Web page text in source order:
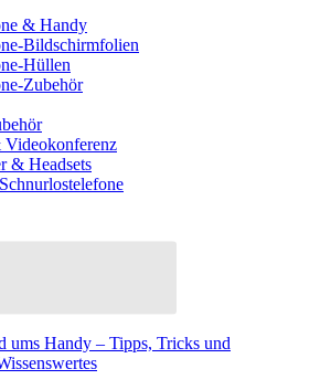
& Handy
Bildschirmfolien
Hüllen
Zubehör
& Headsets
ums Handy – Tipps, Tricks und